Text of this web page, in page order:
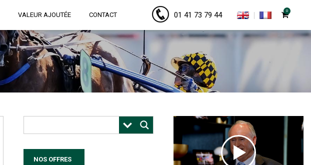
VALEUR AJOUTÉE CONTACT 01 41 73 79 44 0
NOS OFFRES